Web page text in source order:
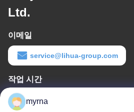
Ltd.
이메일
service@lihua-group.com
작업 시간
8:30-18:00
myrna